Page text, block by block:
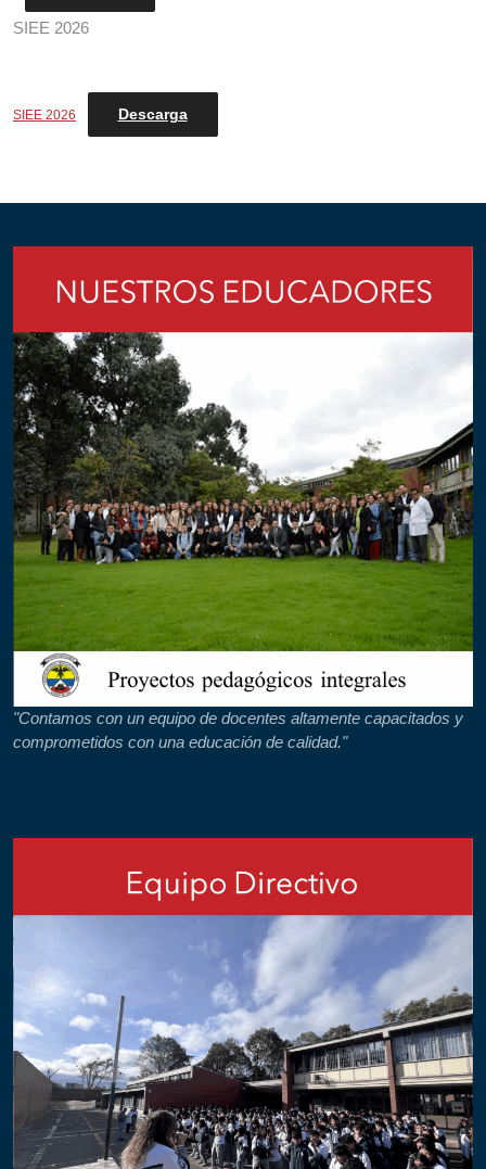
SIEE 2026
SIEE 2026 Descarga
"Contamos con un equipo de docentes altamente capacitados y
comprometidos con una educación de calidad."